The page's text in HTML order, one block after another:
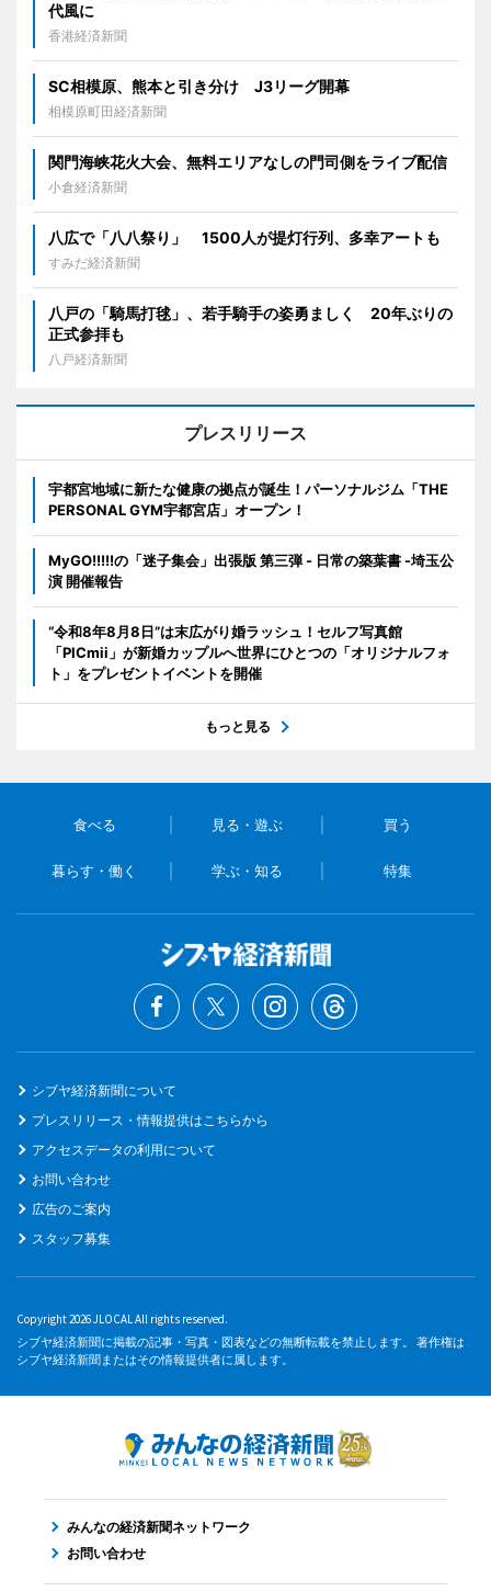
代風に
香港経済新聞
SC相模原、熊本と引き分け J3リーグ開幕
相模原町田経済新聞
関門海峡花火大会、無料エリアなしの門司側をライブ配信
小倉経済新聞
八広で「八八祭り」 1500人が提灯行列、多幸アートも
すみだ経済新聞
八戸の「騎馬打毬」、若手騎手の姿勇ましく 20年ぶりの
正式参拝も
八戸経済新聞
プレスリリース
宇都宮地域に新たな健康の拠点が誕生！パーソナルジム「THE
PERSONAL GYM宇都宮店」オープン！
MyGO!!!!!の「迷子集会」出張版 第三弾 - 日常の築葉書 -埼玉公
演 開催報告
“令和8年8月8日”は末広がり婚ラッシュ！セルフ写真館
「PICmii」が新婚カップルへ世界にひとつの「オリジナルフォ
ト」をプレゼントイベントを開催
もっと見る
食べる 見る・遊ぶ 買う
暮らす・働く 学ぶ・知る 特集
シブヤ経済新聞について
プレスリリース・情報提供はこちらから
アクセスデータの利用について
お問い合わせ
広告のご案内
スタッフ募集
Copyright 2026 JLOCAL All rights reserved.
シブヤ経済新聞に掲載の記事・写真・図表などの無断転載を禁止します。 著作権は
シブヤ経済新聞またはその情報提供者に属します。
みんなの経済新聞ネットワーク
お問い合わせ